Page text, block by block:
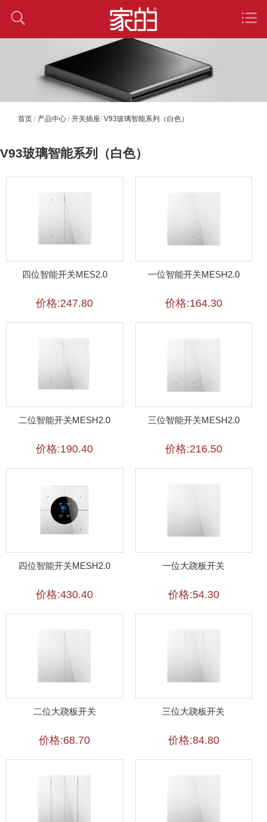
首页 / 产品中心 / 开关插座/ V93玻璃智能系列（白色）
V93玻璃智能系列（白色）
四位智能开关MES2.0
价格:247.80
一位智能开关MESH2.0
价格:164.30
二位智能开关MESH2.0
价格:190.40
三位智能开关MESH2.0
价格:216.50
四位智能开关MESH2.0
价格:430.40
一位大跷板开关
价格:54.30
二位大跷板开关
价格:68.70
三位大跷板开关
价格:84.80